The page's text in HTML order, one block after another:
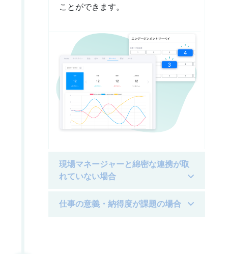
ことができます。
現場マネージャーと綿密な連携が取
れていない場合
仕事の意義・納得度が課題の場合